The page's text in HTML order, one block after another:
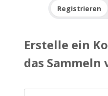
Registrieren
Erstelle ein
das Sammeln